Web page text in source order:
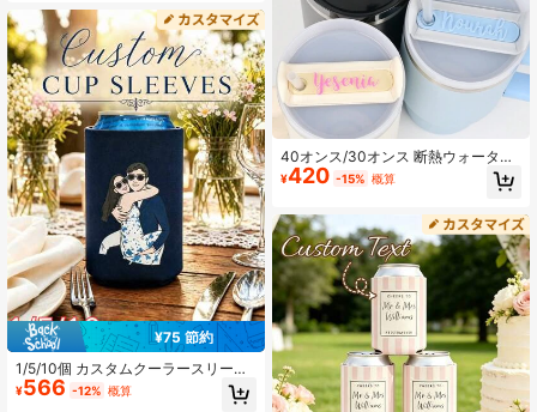
婚約パーティー、誕生日ガーデンパ
ーティー、宴会など様々なシーンに
適しています
¥75 節約
1/5/10個 カスタムクーラースリー
ブ、パーソナライズされたカップル
ポートレート名前日付ビール缶クー
¥566 -12% 概算
40オンス/30オンス 断熱ウォーター
ボトル、名前タグ付きカスタマイズ
可能、刻印プレート付き、ボトル名
イズ断熱ボトル、アクリル刻印プレ
ート、多機能、装飾的、再利用可
能、エレガント、ファッショナブ
ル、高品質、カラフル、モダン、カ
スタマイズ、名入れ、ユニーク、バ
レンタインデー、母の日、誕生日、
父の日、卒業、結婚式、新築祝い、
ウォーターボトル&カップアクセサリ
ー、快適、ホームデコレーション、
記念品に適しています
¥420 -15% 概算